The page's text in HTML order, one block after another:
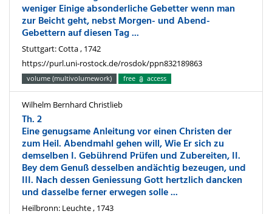
weniger Einige absonderliche Gebetter wenn man
zur Beicht geht, nebst Morgen- und Abend-
Gebettern auf diesen Tag ...
Stuttgart: Cotta , 1742
https://purl.uni-rostock.de/rosdok/ppn832189863
volume (multivolumework) free access
Wilhelm Bernhard Christlieb
Th. 2
Eine genugsame Anleitung vor einen Christen der
zum Heil. Abendmahl gehen will, Wie Er sich zu
demselben I. Gebührend Prüfen und Zubereiten, II.
Bey dem Genuß desselben andächtig bezeugen, und
III. Nach dessen Geniessung Gott hertzlich dancken
und dasselbe ferner erwegen solle ...
Heilbronn: Leuchte , 1743